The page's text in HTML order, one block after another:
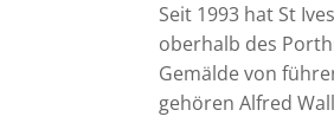
Seit 1993 hat St
oberhalb des
Gemälde von
gehören Alfred